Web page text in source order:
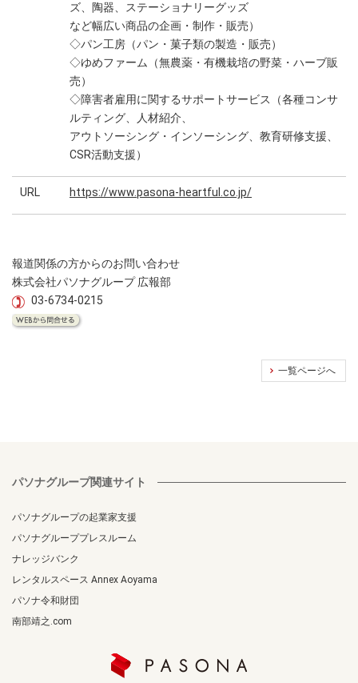
ズ、陶器、ステーショナリーグッズ
など幅広い商品の企画・制作・販売）
◇パン工房（パン・菓子類の製造・販売）
◇ゆめファーム（無農薬・有機栽培の野菜・ハーブ販
売）
◇障害者雇用に関するサポートサービス（各種コンサ
ルティング、人材紹介、
アウトソーシング・インソーシング、教育研修支援、
CSR活動支援）
URL https://www.pasona-heartful.co.jp/
報道関係の方からのお問い合わせ
株式会社パソナグループ 広報部
03-6734-0215
一覧ページへ
パソナグループ関連サイト
パソナグループの起業家支援
パソナグループプレスルーム
ナレッジバンク
レンタルスペース Annex Aoyama
パソナ令和財団
南部靖之.com